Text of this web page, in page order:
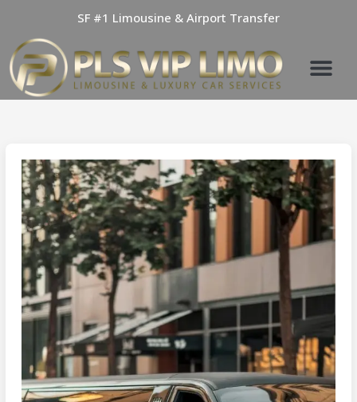
content
SF #1 Limousine & Airport Transfer